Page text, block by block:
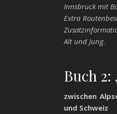
Innsbruck mit
Extra
Alt und Jung.
Buch
zwischen
und Schweiz